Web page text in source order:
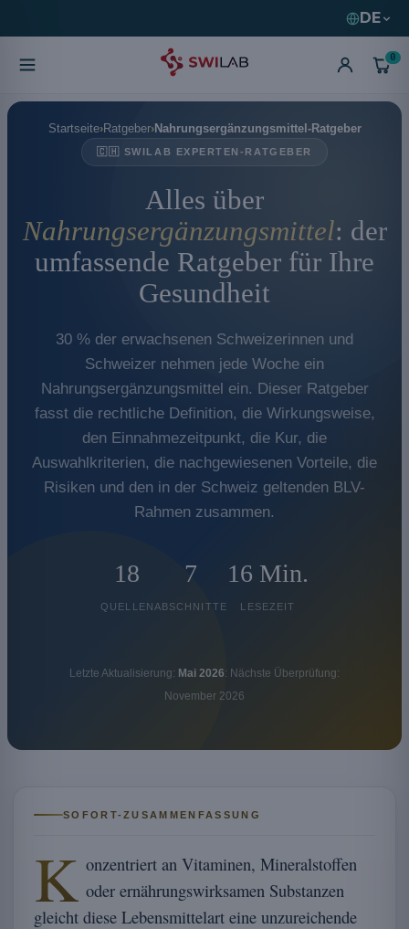
DE
0
🇨🇭 SWILAB EXPERTEN-RATGEBER
Alles über
Nahrungsergänzungsmittel: der
umfassende Ratgeber für Ihre
Gesundheit
30 % der erwachsenen Schweizerinnen und
Schweizer nehmen jede Woche ein
Nahrungsergänzungsmittel ein. Dieser Ratgeber
fasst die rechtliche Definition, die Wirkungsweise,
den Einnahmezeitpunkt, die Kur, die
Auswahlkriterien, die nachgewiesenen Vorteile, die
Risiken und den in der Schweiz geltenden BLV-
Rahmen zusammen.
18
QUELLEN
7
ABSCHNITTE
16 Min.
LESEZEIT
Letzte Aktualisierung: Mai 2026: Nächste Überprüfung:
November 2026
SOFORT-ZUSAMMENFASSUNG
K onzentriert an Vitaminen, Mineralstoffen
oder ernährungswirksamen Substanzen
gleicht diese Lebensmittelart eine unzureichende
Startseite Ratgeber Nahrungsergänzungsmittel-Ratgeber